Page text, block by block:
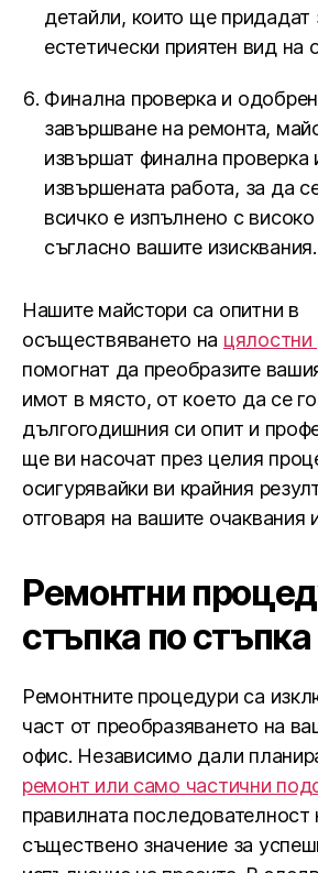
детайли, които ще придадат
естетически приятен вид на
Финална проверка и
завършване на ремонта,
извършат финална проверка
извършената работа, за да
всичко е изпълнено с
съгласно вашите изисквания.
Нашите майстори са опитни в
осъществяването на
помогнат да преобразите
имот в място, от което да се
дългогодишния си опит и
ще ви насочат през целия
осигурявайки ви крайния
отговаря на вашите очаквания
Ремонтни
стъпка по стъпка
Ремонтните процедури са
част от преобразяването на
офис. Независимо дали
ремонт или само частични
правилната последователност
съществено значение за